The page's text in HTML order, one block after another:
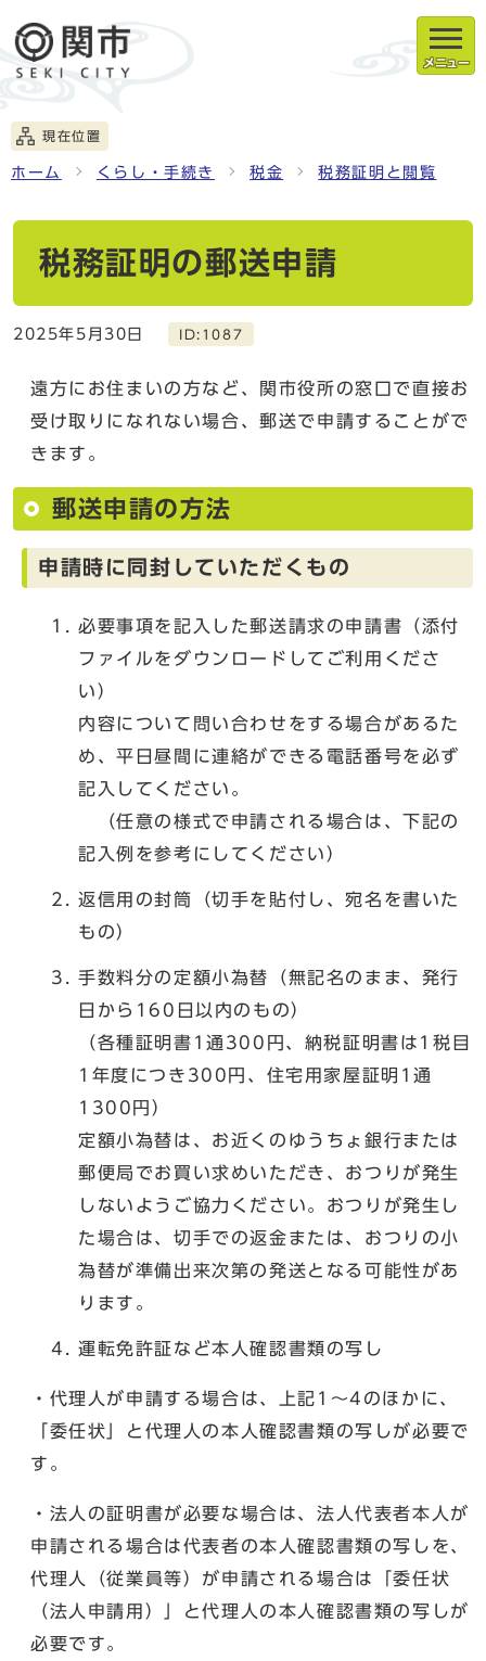
メニュー
現在位置
ホーム くらし・手続き 税金 税務証明と閲覧
税務証明の郵送申請
2025年5月30日 ID:1087
遠方にお住まいの方など、関市役所の窓口で直接お
受け取りになれない場合、郵送で申請することがで
きます。
郵送申請の方法
申請時に同封していただくもの
必要事項を記入した郵送請求の申請書（添付
ファイルをダウンロードしてご利用くださ
い）
内容について問い合わせをする場合があるた
め、平日昼間に連絡ができる電話番号を必ず
記入してください。
（任意の様式で申請される場合は、下記の
記入例を参考にしてください）
返信用の封筒（切手を貼付し、宛名を書いた
もの）
手数料分の定額小為替（無記名のまま、発行
日から160日以内のもの）
（各種証明書1通300円、納税証明書は1税目
1年度につき300円、住宅用家屋証明1通
1300円）
定額小為替は、お近くのゆうちょ銀行または
郵便局でお買い求めいただき、おつりが発生
しないようご協力ください。おつりが発生し
た場合は、切手での返金または、おつりの小
為替が準備出来次第の発送となる可能性があ
ります。
運転免許証など本人確認書類の写し
・代理人が申請する場合は、上記1～4のほかに、
「委任状」と代理人の本人確認書類の写しが必要で
す。
・法人の証明書が必要な場合は、法人代表者本人が
申請される場合は代表者の本人確認書類の写しを、
代理人（従業員等）が申請される場合は「委任状
（法人申請用）」と代理人の本人確認書類の写しが
必要です。